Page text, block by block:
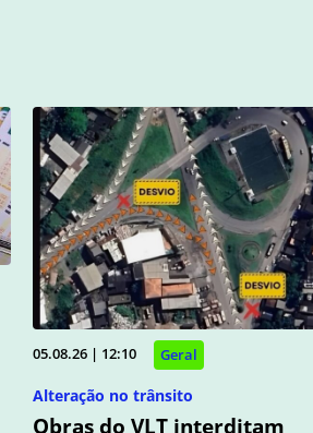
05.08.26 | 12:10 Geral
Alteração no trânsito
Obras do VLT interditam